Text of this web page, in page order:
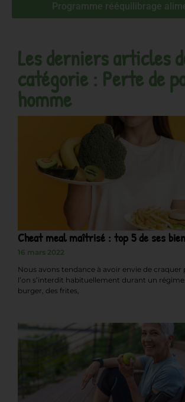
Programme rééquilibrage
Les derniers articles
catégorie : Perte de
homme
Cheat meal maîtrisé : top 5 de ses
16 mars 2022
Nous avons tendance à avoir envie de
l’on s’interdit habituellement durant un
burger, des frites,